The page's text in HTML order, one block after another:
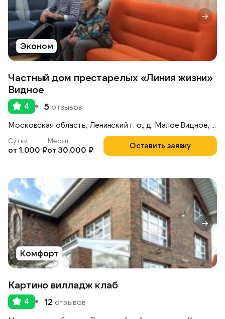
Эконом
Частный дом престарелых «Линия жизни»
Видное
4 5 отзывов
Оставить заявку
Сутки
от 1.000 ₽
Месяц
от 30.000 ₽
Комфорт
Картино вилладж клаб
4 12 отзывов